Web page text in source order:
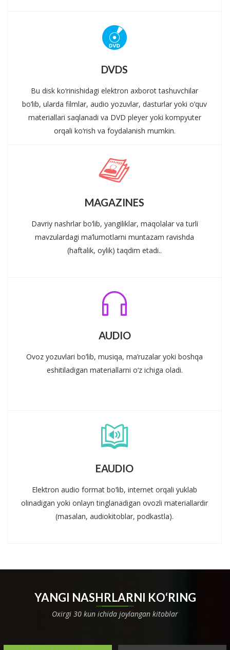
DVDS
Bu disk ko‘rinishidagi elektron axborot tashuvchilar
bo‘lib, ularda filmlar, audio yozuvlar, dasturlar yoki o‘quv
materiallari saqlanadi va DVD pleyer yoki kompyuter
orqali ko‘rish va foydalanish mumkin.
MAGAZINES
Davriy nashrlar bo‘lib, yangiliklar, maqolalar va turli
mavzulardagi ma’lumotlarni muntazam ravishda
(haftalik, oylik) taqdim etadi..
AUDIO
Ovoz yozuvlari bo‘lib, musiqa, ma’ruzalar yoki boshqa
eshitiladigan materiallarni o‘z ichiga oladi.
EAUDIO
Elektron audio format bo‘lib, internet orqali yuklab
olinadigan yoki onlayn tinglanadigan ovozli materiallardir
(masalan, audiokitoblar, podkastla).
YANGI NASHRLARNI KO‘RING
Oxirgi 30 kun ichida joylangan kitoblar